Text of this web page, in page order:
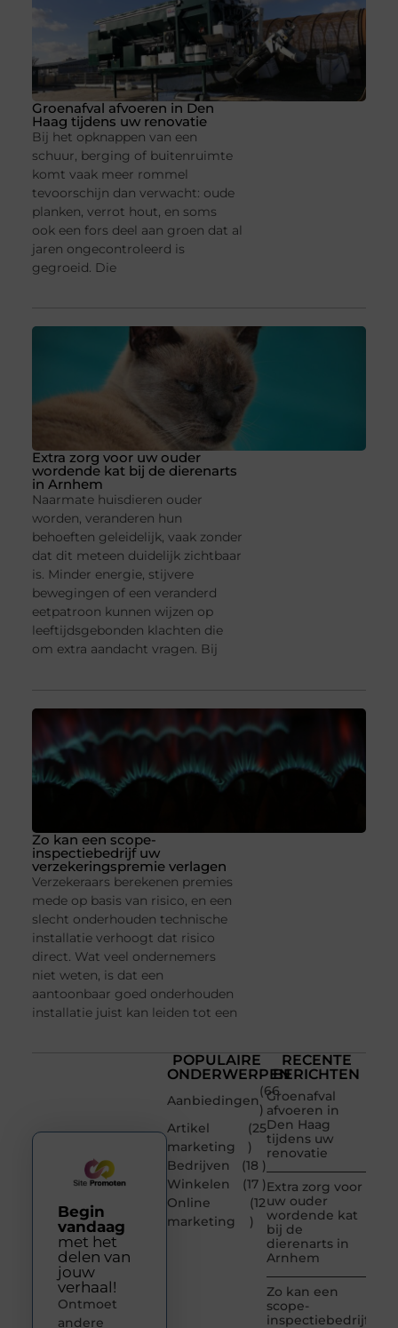
Groenafval afvoeren in Den
Haag tijdens uw renovatie
Bij het opknappen van een
schuur, berging of buitenruimte
komt vaak meer rommel
tevoorschijn dan verwacht: oude
planken, verrot hout, en soms
ook een fors deel aan groen dat al
jaren ongecontroleerd is
gegroeid. Die
Extra zorg voor uw ouder
wordende kat bij de dierenarts
in Arnhem
Naarmate huisdieren ouder
worden, veranderen hun
behoeften geleidelijk, vaak zonder
dat dit meteen duidelijk zichtbaar
is. Minder energie, stijvere
bewegingen of een veranderd
eetpatroon kunnen wijzen op
leeftijdsgebonden klachten die
om extra aandacht vragen. Bij
Zo kan een scope-
inspectiebedrijf uw
verzekeringspremie verlagen
Verzekeraars berekenen premies
mede op basis van risico, en een
slecht onderhouden technische
installatie verhoogt dat risico
direct. Wat veel ondernemers
niet weten, is dat een
aantoonbaar goed onderhouden
installatie juist kan leiden tot een
POPULAIRE
ONDERWERPEN
Aanbiedingen
(66
)
Artikel
marketing
(25
)
Bedrijven
(18 )
Winkelen
(17 )
Online
marketing
(12
)
RECENTE
BERICHTEN
Groenafval
afvoeren in
Den Haag
tijdens uw
renovatie
Extra zorg voor
uw ouder
wordende kat
bij de
dierenarts in
Arnhem
Zo kan een
scope-
inspectiebedrijf
Begin
vandaag
met het
delen van
jouw
verhaal!
Ontmoet
andere